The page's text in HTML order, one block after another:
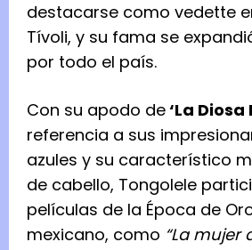
destacarse como vedette
Tívoli, y su fama se
por todo el país.
Con su apodo de‘La
referencia a sus
azules y su característico
de cabello, Tongolele
películas de la Época de
mexicano, como “La mujer